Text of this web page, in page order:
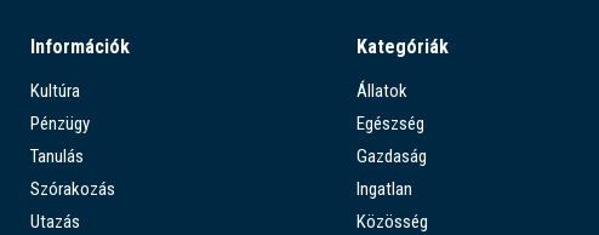
Információk
Kultúra
Pénzügy
Tanulás
Szórakozás
Utazás
Kategóriák
Állatok
Egészség
Gazdaság
Ingatlan
Közösség